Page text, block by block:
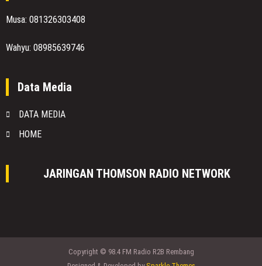
Musa: 081326303408
Wahyu: 08985639746
Data Media
DATA MEDIA
HOME
JARINGAN THOMSON RADIO NETWORK
Copyright © 98.4 FM Radio R2B Rembang